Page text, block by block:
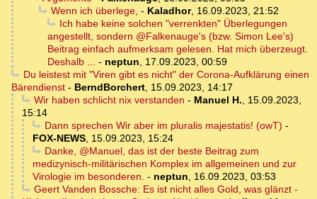
Wenn ich überlege, - Kaladhor, 16.09.2023, 21:52
Ich habe keine solchen "verrenkten" Überlegungen
angestellt, sondern @Falkenauge's (bzw. Simon Lee's)
Beitrag einfach aufmerksam gelesen. Hat mich überzeugt.
Deshalb ... - neptun, 17.09.2023, 00:59
Du leistest mit "Viren gibt es nicht" der Corona-Aufklärung einen
Bärendienst - BerndBorchert, 15.09.2023, 14:17
Wir haben schlicht nix verstanden - Manuel H., 15.09.2023,
15:14
Dann sprechen Wir aber im pluralis majestatis! (owT) -
FOX-NEWS, 15.09.2023, 15:24
Danke, @Manuel, das ist der beste Beitrag zum
medizynisch-militärischen Komplex im allgemeinen und zur
Virologie im besonderen. - neptun, 16.09.2023, 03:53
Geert Vanden Bossche: Es ist nicht alles Gold, was glänzt -